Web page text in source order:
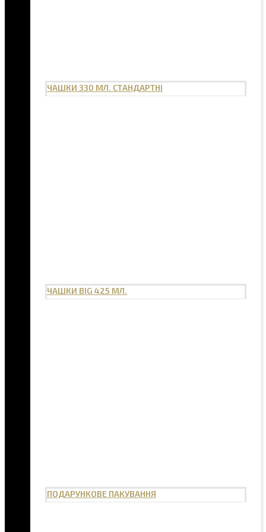
ЧАШКИ 330 МЛ. СТАНДАРТНІ
ЧАШКИ BIG 425 МЛ.
ПОДАРУНКОВЕ ПАКУВАННЯ